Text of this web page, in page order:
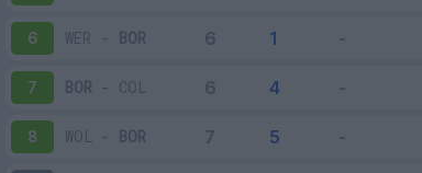
6 WER - BOR
7 BOR - COL
8 WOL - BOR